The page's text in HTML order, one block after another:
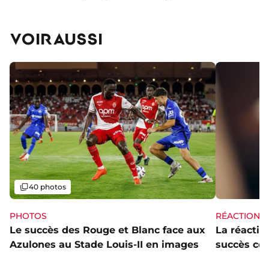
VOIR AUSSI
PHOTOS
Le succès des Rouge et Blanc face aux
Azulones au Stade Louis-II en images
Galerie
40 photos
RÉACTIONS
La
succès